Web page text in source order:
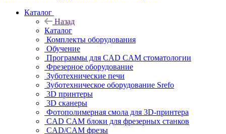
Каталог
Назад
Каталог
Комплекты оборудования
Обучение
Программы для CAD CAM стоматологии
Фрезерное оборудование
Зуботехнические печи
Зуботехническое оборудование Srefo
3D принтеры
3D сканеры
Фотополимерная смола для 3D-принтера
CAD CAM блоки для фрезерных станков
CAD/CAM фрезы